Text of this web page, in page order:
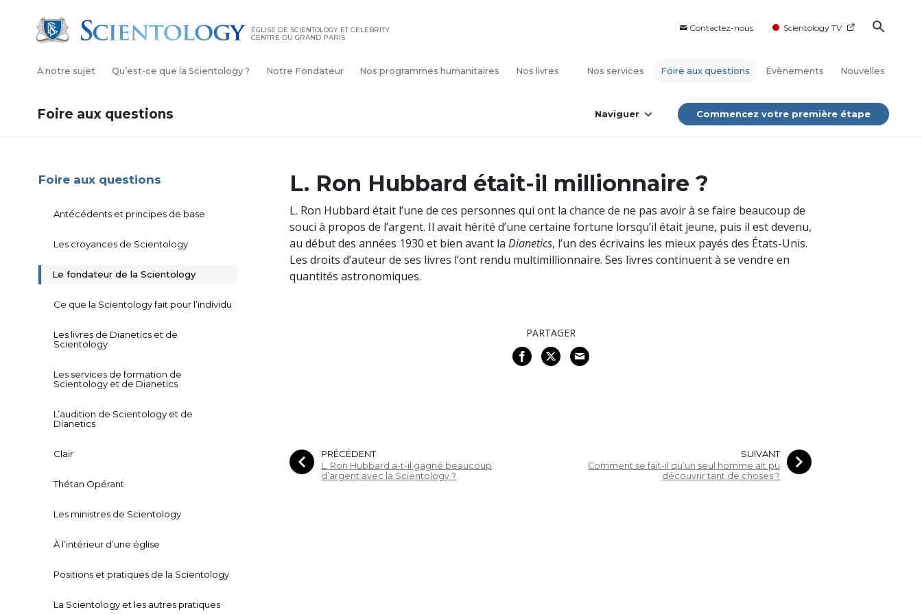
Contactez-nous Scientology TV
ÉGLISE DE SCIENTOLOGY ET CELEBRITY
CENTRE DU GRAND PARIS
À notre sujet Qu’est-ce que la Scientology ? Notre Fondateur Nos programmes humanitaires Nos livres Nos services Foire aux questions Évènements Nouvelles
Foire aux questions Naviguer Commencez votre première étape
L. Ron Hubbard était-il millionnaire ?
L. Ron Hubbard était l’une de ces personnes qui ont la chance de ne pas avoir à se faire beaucoup de
souci à propos de l’argent. Il avait hérité d’une certaine fortune lorsqu’il était jeune, puis il est devenu,
au début des années 1930 et bien avant laDianetics, l’un des écrivains les mieux payés des États-Unis.
Les droits d’auteur de ses livres l’ont rendu multimillionnaire. Ses livres continuent à se vendre en
quantités astronomiques.
PARTAGER
PRÉCÉDENT
L. Ron Hubbard a-t-il gagné beaucoup
d’argent avec la Scientology ?
SUIVANT
Comment se fait-il qu’un seul homme ait pu
découvrir tant de choses ?
Foire aux questions
Antécédents et principes de base
Les croyances de Scientology
Le fondateur de la Scientology
Ce que la Scientology fait pour l’individu
Les livres de Dianetics et de
Scientology
Les services de formation de
Scientology et de Dianetics
L’audition de Scientology et de
Dianetics
Clair
Thétan Opérant
Les ministres de Scientology
À l’intérieur d’une église
Positions et pratiques de la Scientology
La Scientology et les autres pratiques